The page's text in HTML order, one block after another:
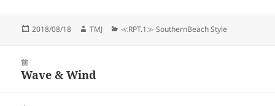
投
2018/08/18
作
TMJ
カ
≪RPT.1≫ SouthernBeach Style
前
前
Wave & Wind